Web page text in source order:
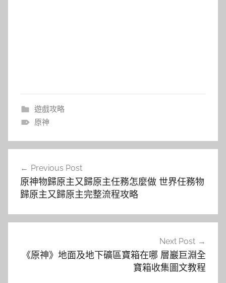
遊戲攻略
原神
導
覽
Previous Post
原神物歸原主又歸原主任務怎麼做 世界任務物
歸原主又歸原主完整流程攻略
Next Post
《原神》地面及地下礦區寶箱在哪 層巖巨淵全
寶箱收集圖文教程